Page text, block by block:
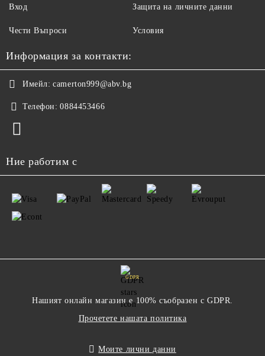
Вход
Чести Въпроси
Защита на личните данни
Условия
Информация за контакти:
Имейл: camerton999@abv.bg
Телефон: 0884453466
Ние работим с
GDPR
Нашият онлайн магазин е 100% съобразен с GDPR.
Прочетете нашата политика
Моите лични данни